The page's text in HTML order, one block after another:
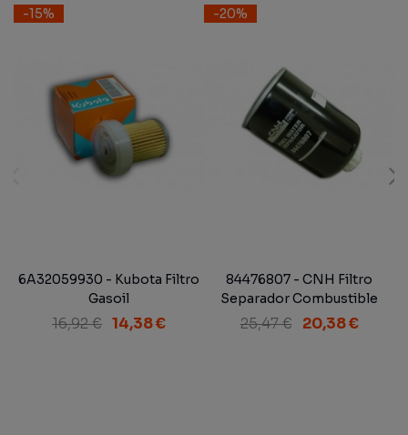
-15%
6A32059930 - Kubota Filtro
Gasoil
16,92 € 14,38 €
-20%
84476807 - CNH Filtro
Separador Combustible
Blindado
25,47 € 20,38 €